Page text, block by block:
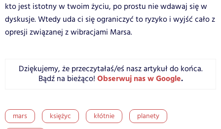
kto jest istotny w twoim życiu, po prostu nie wdawaj się w
dyskusje. Wtedy uda ci się ograniczyć to ryzyko i wyjść cało z
opresji związanej z wibracjami Marsa.
Dziękujemy, że przeczytałaś/eś nasz artykuł do końca.
Bądź na bieżąco! Obserwuj nas w Google.
mars księżyc kłótnie
planety